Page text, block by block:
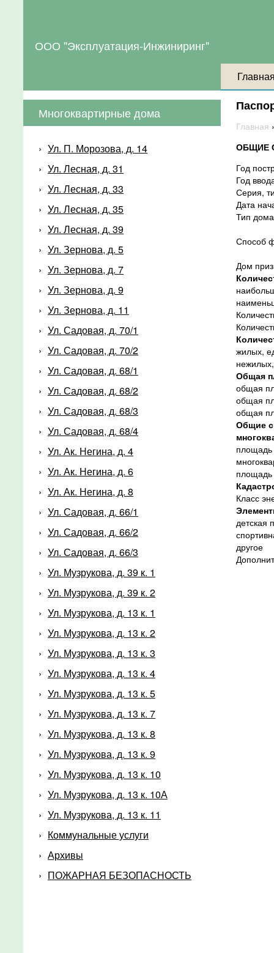
ООО "Эксплуатация-Инжиниринг"
Многоквартирные дома
Ул. П. Морозова, д. 14
Ул. Лесная, д. 31
Ул. Лесная, д. 33
Ул. Лесная, д. 35
Ул. Лесная, д. 39
Ул. Зернова, д. 5
Ул. Зернова, д. 7
Ул. Зернова, д. 9
Ул. Зернова, д. 11
Ул. Садовая, д. 70/1
Ул. Садовая, д. 70/2
Ул. Садовая, д. 68/1
Ул. Садовая, д. 68/2
Ул. Садовая, д. 68/3
Ул. Садовая, д. 68/4
Ул. Ак. Негина, д. 4
Ул. Ак. Негина, д. 6
Ул. Ак. Негина, д. 8
Ул. Садовая, д. 66/1
Ул. Садовая, д. 66/2
Ул. Садовая, д. 66/3
Ул. Музрукова, д. 39 к. 1
Ул. Музрукова, д. 39 к. 2
Ул. Музрукова, д. 13 к. 1
Ул. Музрукова, д. 13 к. 2
Ул. Музрукова, д. 13 к. 3
Ул. Музрукова, д. 13 к. 4
Ул. Музрукова, д. 13 к. 5
Ул. Музрукова, д. 13 к. 7
Ул. Музрукова, д. 13 к. 8
Ул. Музрукова, д. 13 к. 9
Ул. Музрукова, д. 13 к. 10
Ул. Музрукова, д. 13 к. 10А
Ул. Музрукова, д. 13 к. 11
Коммунальные услуги
Архивы
ПОЖАРНАЯ БЕЗОПАСНОСТЬ
Главная
ОБЩИЕ
Год
Год
Серия,
Дата
Тип дома
Способ
Дом
жилых,
Общая
общая
общая
общая
Общие
площадь
площадь
Класс
детская
другое